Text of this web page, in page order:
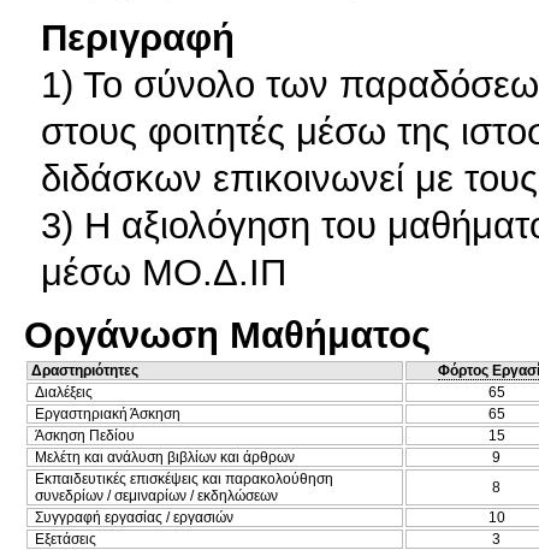
Περιγραφή
1) Το σύνολο των
στους φοιτητές μέσω της
διδάσκων επικοινωνεί με
3) Η αξιολόγηση του
μέσω ΜΟ.Δ.ΙΠ
Οργάνωση Μαθήματος
Δραστηριότητες
Φόρτος
Διαλέξεις
65
Εργαστηριακή Άσκηση
65
Άσκηση Πεδίου
15
Μελέτη και ανάλυση βιβλίων και άρθρων
9
Εκπαιδευτικές επισκέψεις και παρακολούθηση
συνεδρίων / σεμιναρίων / εκδηλώσεων
8
Συγγραφή εργασίας / εργασιών
10
Εξετάσεις
3